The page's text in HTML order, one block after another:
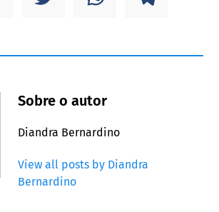
Sobre o autor
Diandra Bernardino
View all posts by Diandra
Bernardino